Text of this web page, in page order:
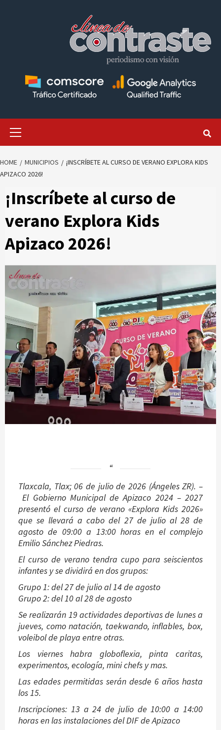
HOME MUNICIPIOS
¡INSCRÍBETE AL CURSO DE VERANO EXPLORA KIDS
APIZACO 2026!
¡Inscríbete al curso de
verano Explora Kids
Apizaco 2026!
Tlaxcala, Tlax; 06 de julio de 2026 (Ángeles ZR). –
El Gobierno Municipal de Apizaco 2024 – 2027
presentó el curso de verano «Explora Kids 2026»
que se llevará a cabo del 27 de julio al 28 de
agosto de 09:00 a 13:00 horas en el complejo
Emilio Sánchez Piedras.
El curso de verano tendra cupo para seiscientos
infantes y se dividirá en dos grupos:
Grupo 1: del 27 de julio al 14 de agosto
Grupo 2: del 10 al 28 de agosto
Se realizarán 19 actividades deportivas de lunes a
jueves, como natación, taekwando, inflables, box,
voleibol de playa entre otras.
Los viernes habra globoflexia, pinta caritas,
experimentos, ecología, mini chefs y mas.
Las edades permitidas serán desde 6 años hasta
los 15.
Inscripciones: 13 a 24 de julio de 10:00 a 14:00
horas en las instalaciones del DIF de Apizaco